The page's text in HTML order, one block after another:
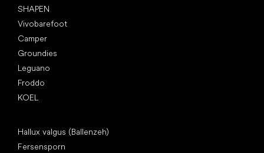
SHAPEN
Vivobarefoot
Camper
Groundies
Leguano
Froddo
KOEL
Hallux valgus (Ballenzeh)
Fersensporn